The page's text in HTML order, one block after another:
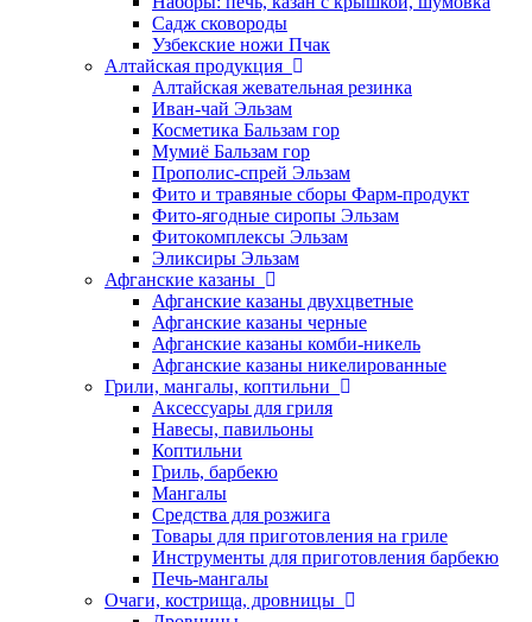
Садж сковороды
Узбекские ножи Пчак
Алтайская продукция
Алтайская жевательная резинка
Иван-чай Эльзам
Косметика Бальзам гор
Мумиё Бальзам гор
Прополис-спрей Эльзам
Фито и травяные сборы Фарм-продукт
Фито-ягодные сиропы Эльзам
Фитокомплексы Эльзам
Эликсиры Эльзам
Афганские казаны
Афганские казаны двухцветные
Афганские казаны черные
Афганские казаны комби-никель
Афганские казаны никелированные
Грили, мангалы, коптильни
Аксессуары для гриля
Навесы, павильоны
Коптильни
Гриль, барбекю
Мангалы
Средства для розжига
Товары для приготовления на гриле
Инструменты для приготовления барбекю
Печь-мангалы
Очаги, кострища, дровницы